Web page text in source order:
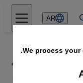
AR
We process